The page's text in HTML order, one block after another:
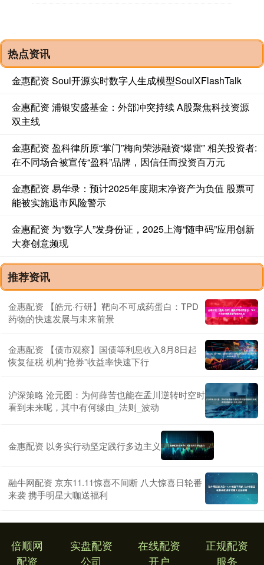
热点资讯
金惠配资 Soul开源实时数字人生成模型SoulXFlashTalk
金惠配资 浦银安盛基金：外部冲突持续 A股聚焦科技资源
双主线
金惠配资 盈科律所原“掌门”梅向荣涉融资“爆雷” 相关投资者:
在不同场合被宣传“盈科”品牌，因信任而投资百万元
金惠配资 易华录：预计2025年度期末净资产为负值 股票可
能被实施退市风险警示
金惠配资 为“数字人”发身份证，2025上海“随申码”应用创新
大赛创意频现
推荐资讯
金惠配资 【皓元·行研】靶向不可成药蛋白：TPD
药物的快速发展与未来前景
金惠配资 【债市观察】国债等利息收入8月8日起
恢复征税 机构“抢券”收益率快速下行
沪深策略 沧元图：为何薛苦也能在孟川逆转时空时
看到未来呢，其中有何缘由_法则_波动
金惠配资 以务实行动坚定践行多边主义
融牛网配资 京东11.11惊喜不间断 八大惊喜日轮番
来袭 携手明星大咖送福利
倍顺网
配资
实盘配资
公司
在线配资
开户
正规配资
服务